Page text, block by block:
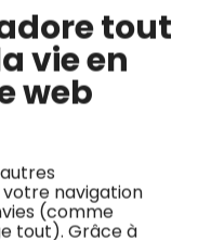
tout
vie en
web
navigation
(comme
tout). Grâce à
du chef